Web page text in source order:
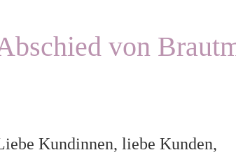
von
Kundinnen, liebe Kunden,